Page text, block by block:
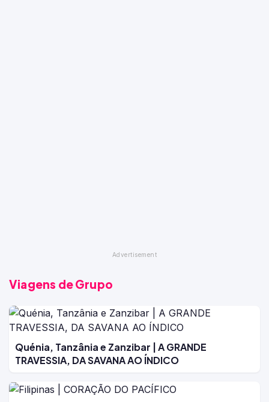
Viagens de Grupo
Quénia, Tanzânia e Zanzibar | A GRANDE
TRAVESSIA, DA SAVANA AO ÍNDICO